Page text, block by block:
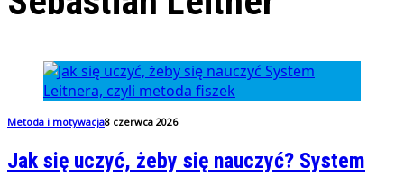
Metoda i motywacja8 czerwca 2026
Jak się uczyć, żeby się nauczyć? System